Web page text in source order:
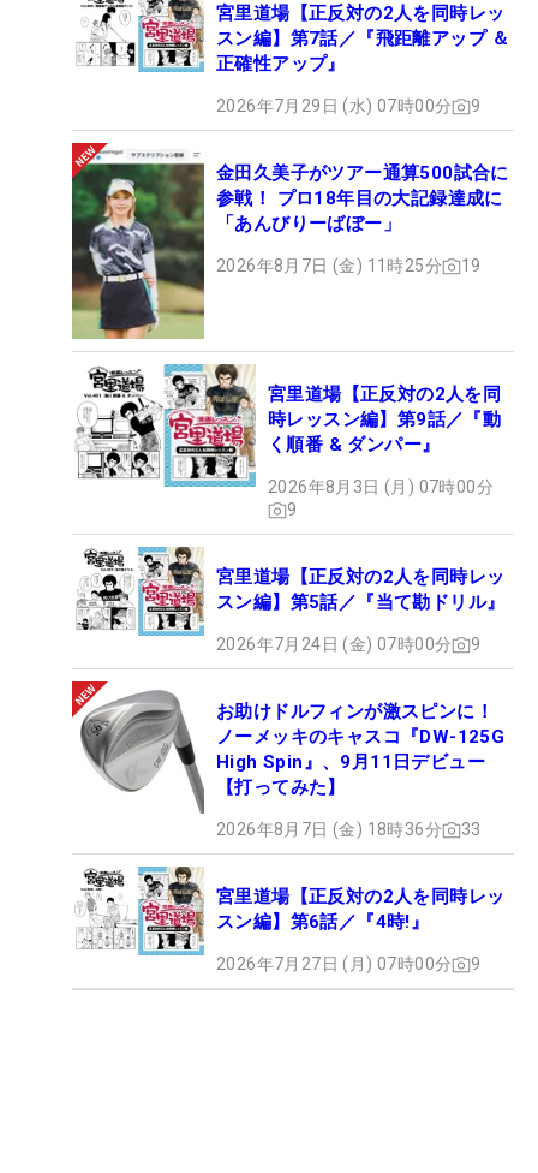
宮里道場【正反対の2人を同時レッ
スン編】第7話／『飛距離アップ ＆
正確性アップ』
2026年7月29日 (水) 07時00分 9
金田久美子がツアー通算500試合に
参戦！ プロ18年目の大記録達成に
「あんびりーばぼー」
2026年8月7日 (金) 11時25分 19
宮里道場【正反対の2人を同
時レッスン編】第9話／『動
く順番 & ダンパー』
2026年8月3日 (月) 07時00分
9
宮里道場【正反対の2人を同時レッ
スン編】第5話／『当て勘ドリル』
2026年7月24日 (金) 07時00分 9
お助けドルフィンが激スピンに！
ノーメッキのキャスコ『DW-125G
High Spin』、9月11日デビュー
【打ってみた】
2026年8月7日 (金) 18時36分 33
宮里道場【正反対の2人を同時レッ
スン編】第6話／『4時!』
2026年7月27日 (月) 07時00分 9